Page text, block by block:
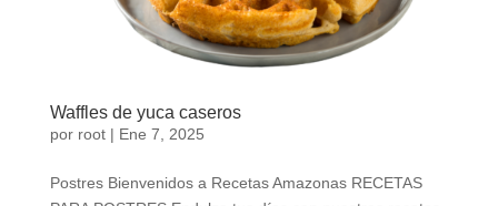
Waffles de yuca caseros
por root| Ene 7, 2025
Postres Bienvenidos a Recetas Amazonas RECETAS